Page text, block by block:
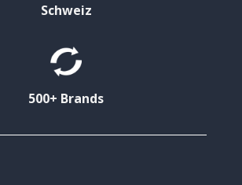
Schweiz
500+ Brands